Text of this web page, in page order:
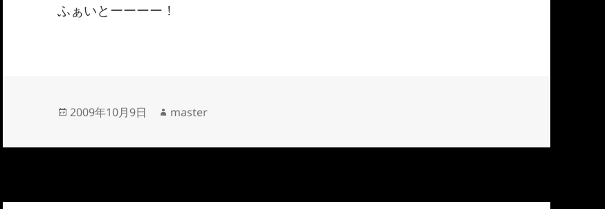
ふぁいとーーーー！
投
日:
2009年10月9日
作
者
master